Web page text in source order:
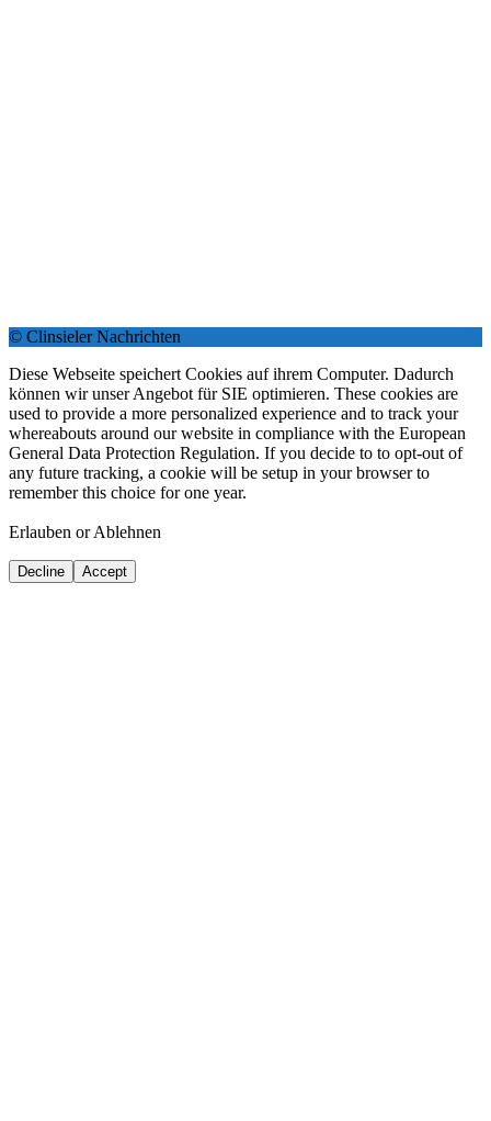
© Clinsieler Nachrichten
Diese Webseite speichert Cookies auf ihrem Computer. Dadurch
können wir unser Angebot für SIE optimieren. These cookies are
used to provide a more personalized experience and to track your
whereabouts around our website in compliance with the European
General Data Protection Regulation. If you decide to to opt-out of
any future tracking, a cookie will be setup in your browser to
remember this choice for one year.
Erlauben or Ablehnen
Decline Accept